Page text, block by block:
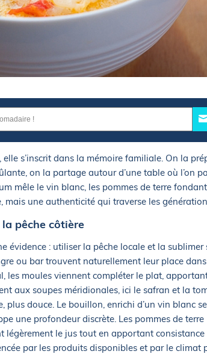
elle s’inscrit dans la mémoire familiale. On la
on la partage autour d’une table où l’on
mêle le vin blanc, les pommes de terre
mais une authenticité qui traverse les
pêche côtière
évidence : utiliser la pêche locale et la sublimer
ou bar trouvent naturellement leur place
les moules viennent compléter le plat,
aux soupes méridionales, ici le safran et la
plus douce. Le bouillon, enrichi d’un vin blanc
une profondeur discrète. Les pommes de terre
légèrement le jus tout en apportant consistance
par les produits disponibles et par le climat